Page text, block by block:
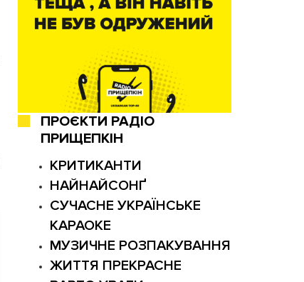
ПРОЄКТИ РАДІО
ПРИЩЕПКІН
КРИТИКАНТИ
НАЙНАЙСОНҐ
СУЧАСНЕ УКРАЇНСЬКЕ
КАРАОКЕ
МУЗИЧНЕ РОЗПАКУВАННЯ
ЖИТТЯ ПРЕКРАСНЕ